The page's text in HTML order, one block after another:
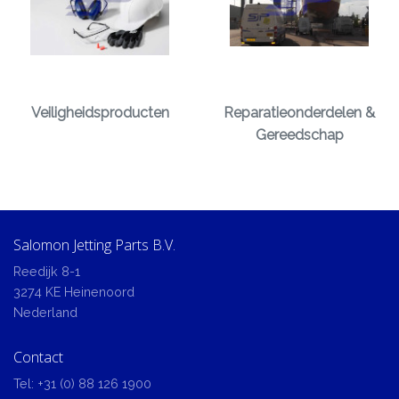
Veiligheidsproducten
Reparatieonderdelen &
Gereedschap
Salomon Jetting Parts B.V.
Reedijk 8-1
3274 KE Heinenoord
Nederland
Contact
Tel: +31 (0) 88 126 1900